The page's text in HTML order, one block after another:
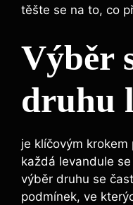
těšte se na to, co
Výběr
druhu
je klíčovým
každá levandule
výběr druhu se
podmínek, ve